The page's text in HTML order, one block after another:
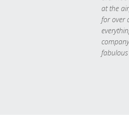
at the
for over
fabulous